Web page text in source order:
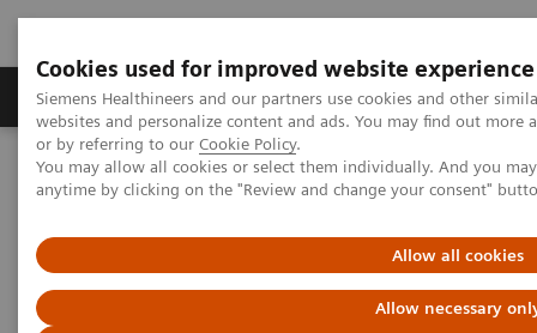
Cookies used for improved website experience
Siemens Healthineers and our partners use cookies and other
websites and personalize content and ads. You may find out
or by referring to our Cookie Policy.
You may allow all cookies or select them individually. And you
anytime by clicking on the "Review and change your consent"
Allow all cookies
Allow necessary
Produits & Services À propos de
Home Services Customer Services Rapid Response Services
Rapid Response Services